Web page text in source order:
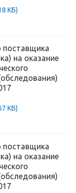
КБ)
поставщика
на оказание
КБ)
поставщика
на оказание